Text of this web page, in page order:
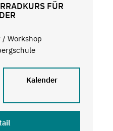
FÜR
/ Workshop
Kalender